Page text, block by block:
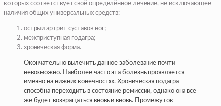
которых соответствует своё определённое лечение, не исключающее
наличия общих универсальных средств:
острый артрит суставов ног;
межприступная подагра;
хроническая форма.
Окончательно вылечить данное заболевание почти
невозможно. Наиболее часто эта болезнь проявляется
именно на нижних конечностях. Хроническая подагра
способна переходить в состояние ремиссии, однако она все
же будет возвращаться вновь и вновь. Промежуток